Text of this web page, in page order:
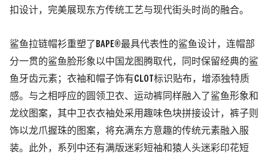
扣设计，完美展现东方传统工艺与现代街头时尚的融合。
鲨鱼拉链帽衫重塑了BAPE®最具代表性的鲨鱼设计，连帽部
分一贯的鲨鱼脸形象以中国龙图腾取代，同时保留经典的鲨
鱼牙齿元素；衣袖和帽子饰有CLOT标识贴布，增添独特质
感。与之相呼应的圆领卫衣、运动裤同样融入了鲨鱼形象和
龙纹图案，其中卫衣衣袖处采用趣味色块拼接设计，裤子则
饰以龙爪握珠的图案，将充满东方意趣的传统元素融入服
装。此外，系列中还有满版迷彩短袖和猿人头迷彩印花短